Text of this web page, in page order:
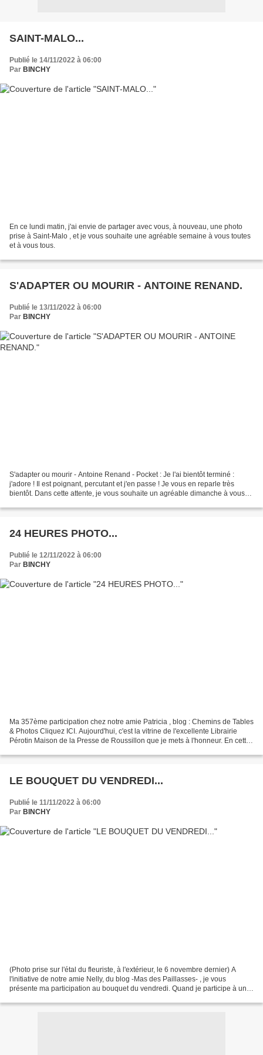
SAINT-MALO...
Publié le 14/11/2022 à 06:00
Par BINCHY
En ce lundi matin, j'ai envie de partager avec vous, à nouveau, une photo
prise à Saint-Malo , et je vous souhaite une agréable semaine à vous toutes
et à vous tous.
S'ADAPTER OU MOURIR - ANTOINE RENAND.
Publié le 13/11/2022 à 06:00
Par BINCHY
S'adapter ou mourir - Antoine Renand - Pocket : Je l'ai bientôt terminé :
j'adore ! Il est poignant, percutant et j'en passe ! Je vous en reparle très
bientôt. Dans cette attente, je vous souhaite un agréable dimanche à vous
24 HEURES PHOTO...
Publié le 12/11/2022 à 06:00
Par BINCHY
Ma 357ème participation chez notre amie Patricia , blog : Chemins de Tables
& Photos Cliquez ICI. Aujourd'hui, c'est la vitrine de l'excellente Librairie
Pérotin Maison de la Presse de Roussillon que je mets à l'honneur. En cette
LE BOUQUET DU VENDREDI...
Publié le 11/11/2022 à 06:00
Par BINCHY
(Photo prise sur l'étal du fleuriste, à l'extérieur, le 6 novembre dernier) A
l'initiative de notre amie Nelly, du blog -Mas des Paillasses- , je vous
présente ma participation au bouquet du vendredi. Quand je participe à un